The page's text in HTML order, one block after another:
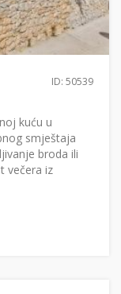
ID: 50539
kuću u
smještaja
broda ili
večera iz